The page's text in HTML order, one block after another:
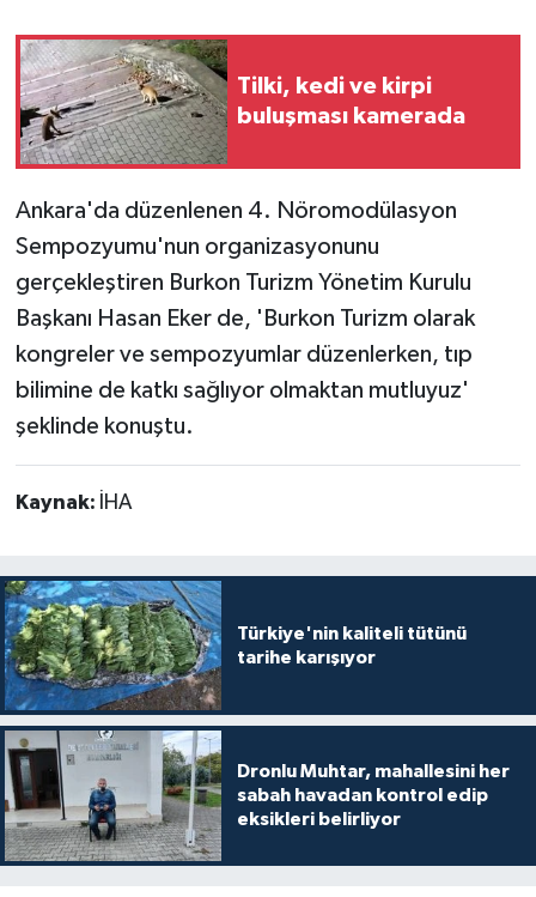
Tilki, kedi ve kirpi
buluşması kamerada
Ankara'da düzenlenen 4. Nöromodülasyon
Sempozyumu'nun organizasyonunu
gerçekleştiren Burkon Turizm Yönetim Kurulu
Başkanı Hasan Eker de, 'Burkon Turizm olarak
kongreler ve sempozyumlar düzenlerken, tıp
bilimine de katkı sağlıyor olmaktan mutluyuz'
şeklinde konuştu.
Kaynak: İHA
Türkiye'nin kaliteli tütünü
tarihe karışıyor
Dronlu Muhtar, mahallesini her
sabah havadan kontrol edip
eksikleri belirliyor